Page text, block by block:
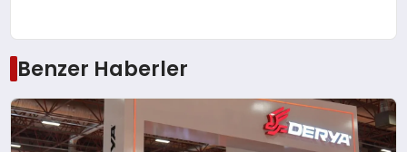
Benzer Haberler